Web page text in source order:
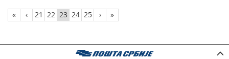
« ‹ 21 22 23 24 25 › »